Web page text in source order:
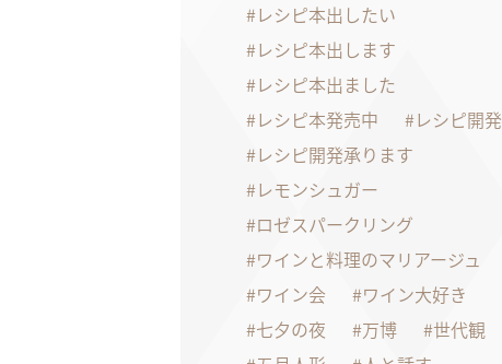
レシピ本出したい
レシピ本出します
レシピ本出ました
レシピ本発売中
レシピ開発
レシピ開発承ります
レモンシュガー
ロゼスパークリング
ワインと料理のマリアージュ
ワイン会
ワイン大好き
七夕の夜
万博
世代観